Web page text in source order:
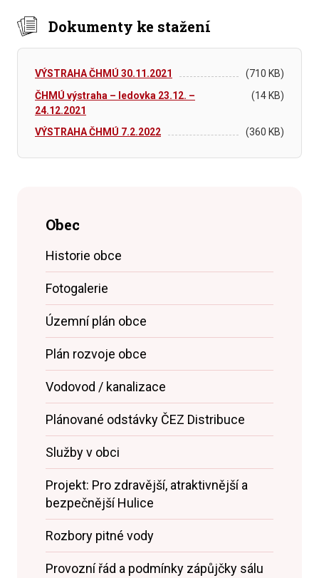
Dokumenty ke stažení
VÝSTRAHA ČHMÚ 30.11.2021
(710 KB)
ČHMÚ výstraha – ledovka 23.12. –
24.12.2021
(14 KB)
VÝSTRAHA ČHMÚ 7.2.2022 (360 KB)
Obec
Historie obce
Fotogalerie
Územní plán obce
Plán rozvoje obce
Vodovod / kanalizace
Plánované odstávky ČEZ Distribuce
Služby v obci
Projekt: Pro zdravější, atraktivnější a
bezpečnější Hulice
Rozbory pitné vody
Provozní řád a podmínky zápůjčky sálu